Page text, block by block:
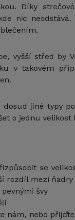
Díky
nic neodstává.
vyšší střed by
v takovém
jiné typy
o jednu velikost
se
rozdíl mezi ňadry
švy
nám, nebo